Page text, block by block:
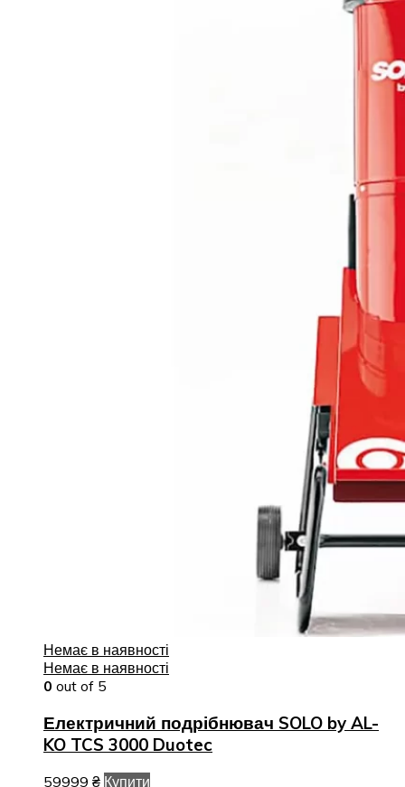
Немає в наявності
Немає в наявності
0 out of 5
Електричний подрібнювач SOLO by AL-
KO TCS 3000 Duotec
59999 ₴ Купити